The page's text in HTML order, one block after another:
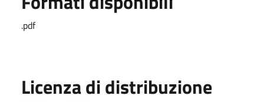
.pdf
Licenza di distribuzione